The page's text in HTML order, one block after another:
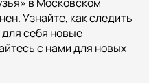
в Московском
Узнайте, как следить
себя новые
с нами для новых